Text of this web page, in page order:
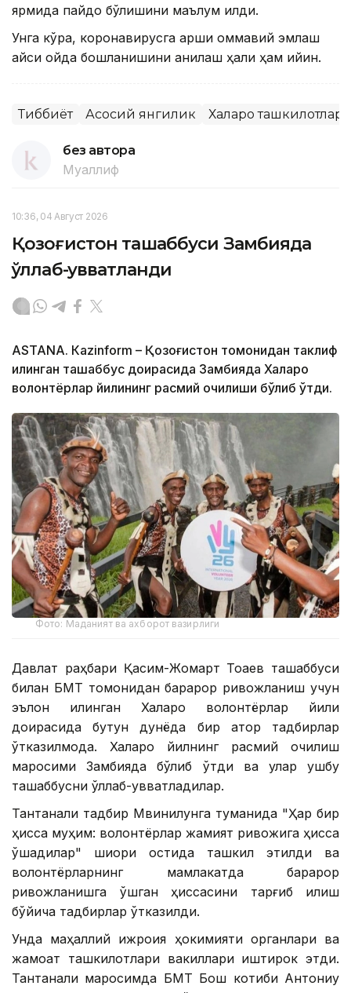
ярмида пайдо бўлишини маълум қилди.
Унга кўра, коронавирусга қарши оммавий эмлаш
қайси ойда бошланишини аниқлаш ҳали ҳам қийин.
Тиббиёт Асосий янгилик Халқаро ташкилотлар
без автора
Муаллиф
10:36, 04 Август 2026
Қозоғистон ташаббуси Замбияда
қўллаб-қувватланди
ASTANA. Кazinform – Қозоғистон томонидан таклиф
қилинган ташаббус доирасида Замбияда Халқаро
волонтёрлар йилининг расмий очилиши бўлиб ўтди.
Фото: Маданият ва ахборот вазирлиги
Давлат раҳбари Қасим-Жомарт Тоқаев ташаббуси
билан БМТ томонидан барқарор ривожланиш учун
эълон қилинган Халқаро волонтёрлар йили
доирасида бутун дунёда бир қатор тадбирлар
ўтказилмоқда. Халқаро йилнинг расмий очилиш
маросими Замбияда бўлиб ўтди ва улар ушбу
ташаббусни қўллаб-қувватладилар.
Тантанали тадбир Мвинилунга туманида "Ҳар бир
ҳисса муҳим: волонтёрлар жамият ривожига ҳисса
қўшадилар" шиори остида ташкил этилди ва
волонтёрларнинг мамлакатда барқарор
ривожланишга қўшган ҳиссасини тарғиб қилиш
бўйича тадбирлар ўтказилди.
Унда маҳаллий ижроия ҳокимияти органлари ва
жамоат ташкилотлари вакиллари иштирок этди.
Тантанали маросимда БМТ Бош котиби Антониу